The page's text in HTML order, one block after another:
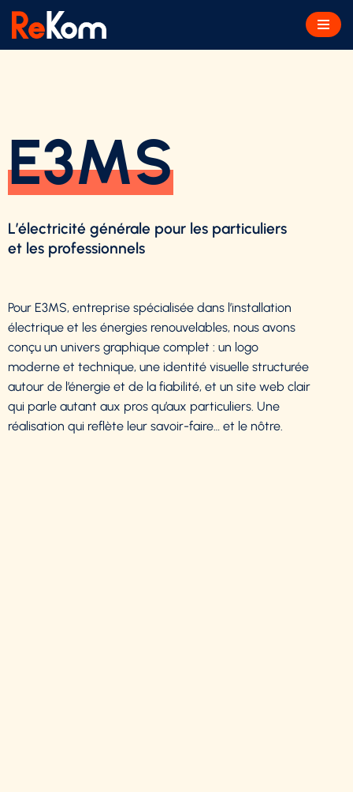
Aller
E3MS
L’électricité générale pour les particuliers
et les professionnels
Pour E3MS, entreprise spécialisée dans l’installation
électrique et les énergies renouvelables, nous avons
conçu un univers graphique complet : un logo
moderne et technique, une identité visuelle structurée
autour de l’énergie et de la fiabilité, et un site web clair
qui parle autant aux pros qu’aux particuliers. Une
réalisation qui reflète leur savoir-faire… et le nôtre.